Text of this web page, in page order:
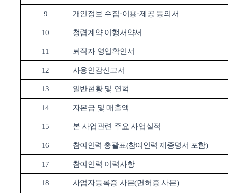
9 개인정보 수집·이용·제공 동의서
10 청렴계약 이행서약서
11 퇴직자 영입확인서
12 사용인감신고서
13 일반현황 및 연혁
14 자본금 및 매출액
15 본 사업관련 주요 사업실적
16 참여인력 총괄표(참여인력 제증명서 포함)
17 참여인력 이력사항
18 사업자등록증 사본(면허증 사본)